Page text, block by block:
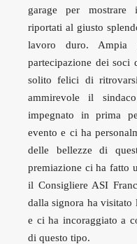
garage per mostrare
riportati al giusto
lavoro duro.
partecipazione dei soci
solito felici di
ammirevole il
impegnato in prima
evento e ci ha
delle bellezze di
premiazione ci ha fatto
il Consigliere ASI
dalla signora ha visitato
e ci ha incoraggiato a
di questo tipo.